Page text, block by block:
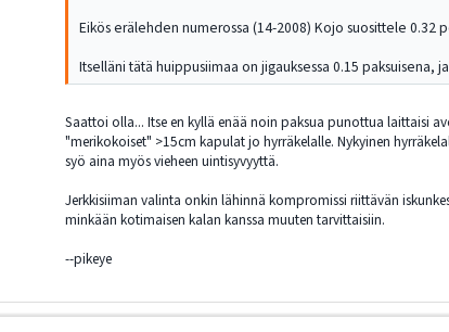
Eikös erälehden numerossa (14-2008) Kojo suosittele 0.32
Itselläni tätä huippusiimaa on jigauksessa 0.15 paksuisena,
Saattoi olla... Itse en kyllä enää noin paksua punottua laittaisi
"merikokoiset" >15cm kapulat jo hyrräkelalle. Nykyinen
syö aina myös vieheen uintisyvyyttä.
Jerkkisiiman valinta onkin lähinnä kompromissi riittävän
minkään kotimaisen kalan kanssa muuten tarvittaisiin.
--pikeye